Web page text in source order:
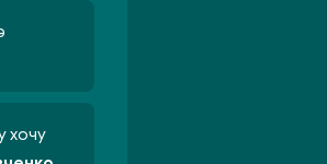
хочу